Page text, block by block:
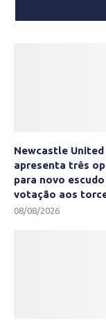
Newcastle United
apresenta três
para novo
votação aos
08/08/2026